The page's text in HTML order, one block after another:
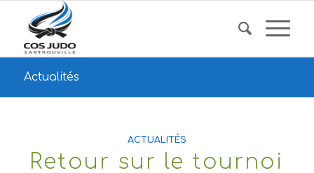
Actualités
ACTUALITÉS
Retour sur le tournoi